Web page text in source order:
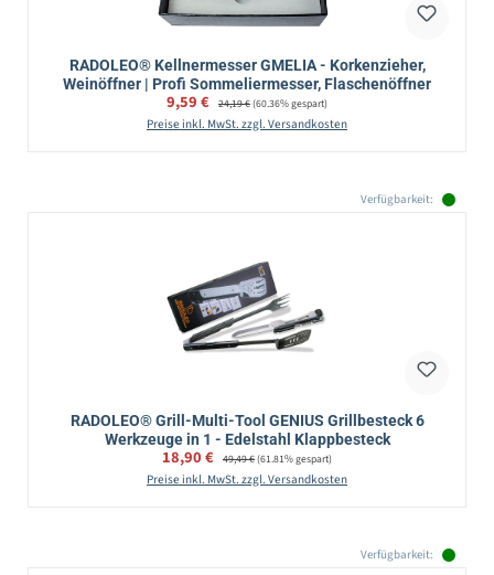
RADOLEO® Kellnermesser GMELIA - Korkenzieher,
Weinöffner | Profi Sommeliermesser, Flaschenöffner
Verkaufspreis:
9,59 € Regulärer Preis:
24,19 €(60.36% gespart)
Preise inkl. MwSt. zzgl. Versandkosten
Verfügbarkeit:
RADOLEO® Grill-Multi-Tool GENIUS Grillbesteck 6
Werkzeuge in 1 - Edelstahl Klappbesteck
Verkaufspreis:
18,90 € Regulärer Preis:
49,49 €(61.81% gespart)
Preise inkl. MwSt. zzgl. Versandkosten
Verfügbarkeit: